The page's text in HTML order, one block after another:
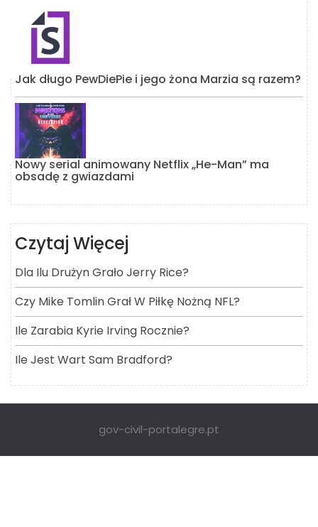
Jak długo PewDiePie i jego żona Marzia są razem?
Nowy serial animowany Netflix „He-Man” ma
obsadę z gwiazdami
Czytaj Więcej
Dla Ilu Drużyn Grało Jerry Rice?
Czy Mike Tomlin Grał W Piłkę Nożną NFL?
Ile Zarabia Kyrie Irving Rocznie?
Ile Jest Wart Sam Bradford?
gov-civil-portalegre.pt